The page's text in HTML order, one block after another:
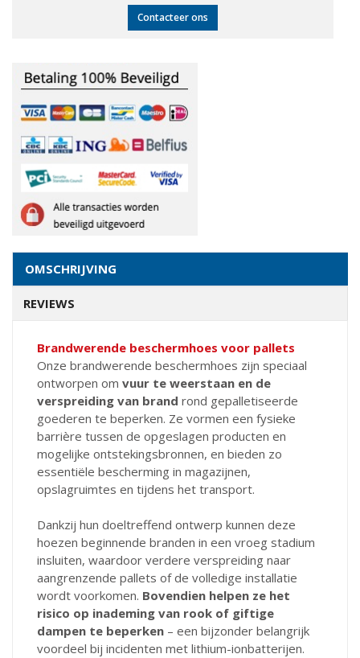
Contacteer ons
OMSCHRIJVING
REVIEWS
Brandwerende beschermhoes voor pallets
Onze brandwerende beschermhoes zijn speciaal
ontworpen om vuur te weerstaan en de
verspreiding van brand rond gepalletiseerde
goederen te beperken. Ze vormen een fysieke
barrière tussen de opgeslagen producten en
mogelijke ontstekingsbronnen, en bieden zo
essentiële bescherming in magazijnen,
opslagruimtes en tijdens het transport.
Dankzij hun doeltreffend ontwerp kunnen deze
hoezen beginnende branden in een vroeg stadium
insluiten, waardoor verdere verspreiding naar
aangrenzende pallets of de volledige installatie
wordt voorkomen. Bovendien helpen ze het
risico op inademing van rook of giftige
dampen te beperken – een bijzonder belangrijk
voordeel bij incidenten met lithium-ionbatterijen.